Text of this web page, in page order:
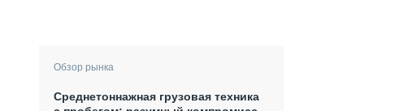
Обзор рынка
Среднетоннажная грузовая техника